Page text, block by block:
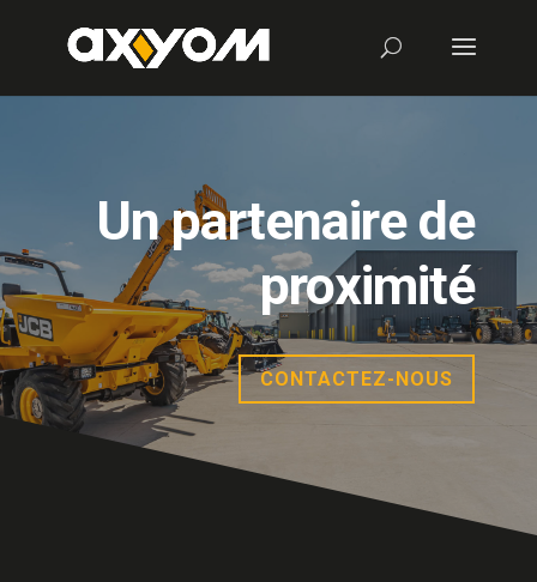
Un partenaire de
proximité
CONTACTEZ-NOUS